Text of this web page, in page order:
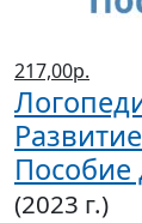
217,00р.
Пособие
(2023 г.)